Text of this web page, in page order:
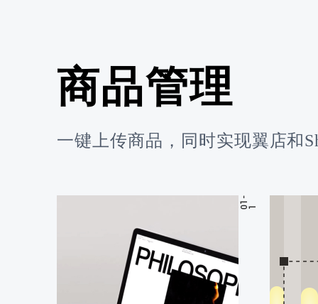
商品管理
一键上传商品，同时实现翼店和
0
1
- 1